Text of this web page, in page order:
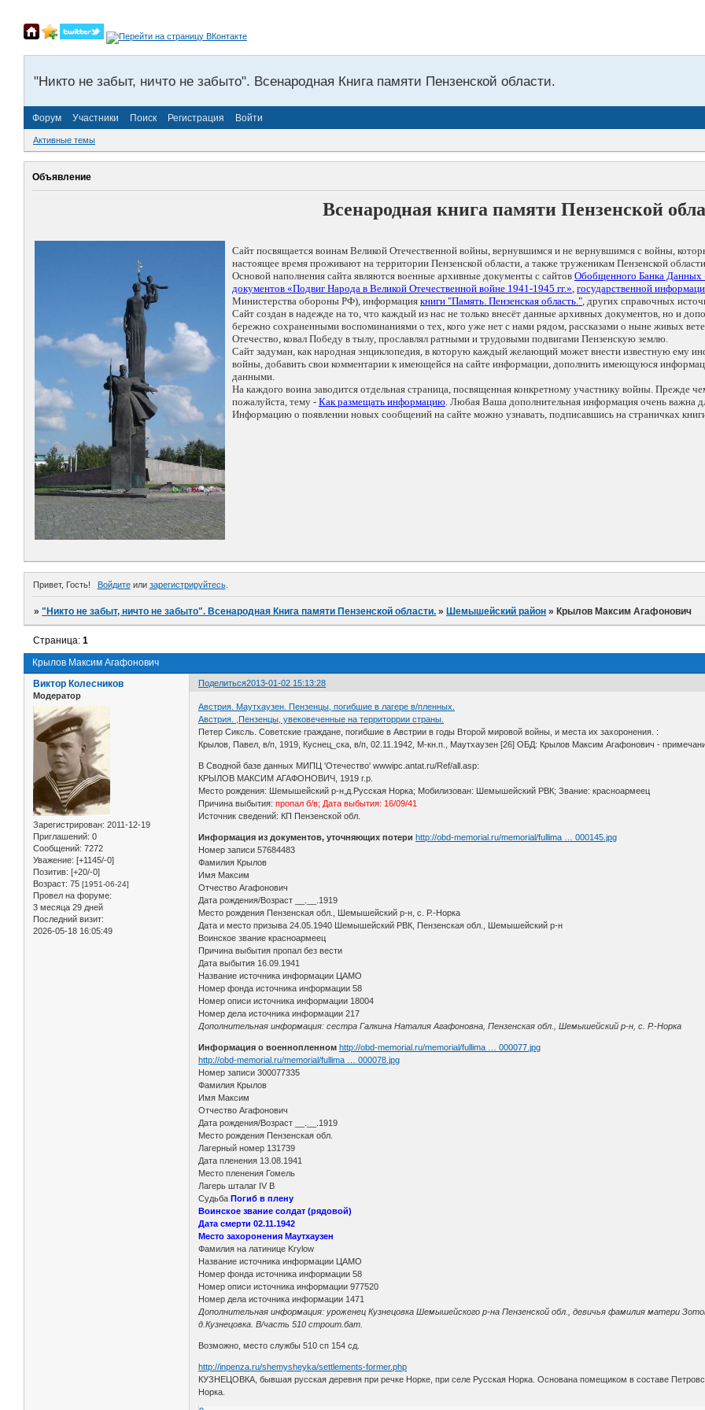
"Никто не забыт, ничто не забыто". Всенародная Книга памяти Пензенской области.
Форум Участники Поиск Регистрация Войти
Активные темы
Объявление
Всенародная книга памяти Пензенской
Сайт посвящается воинам Великой Отечественной войны, вернувшимся и не вернувшимся с войны,
настоящее время проживают на территории Пензенской области, а также труженикам Пензенской
Основой наполнения сайта являются военные архивные документы с сайтов Обобщенного Банка
документов «Подвиг Народа в Великой Отечественной войне 1941-1945 гг.», государственной
Министерства обороны РФ), информация книги "Память. Пензенская область.", других справочных
Сайт создан в надежде на то, что каждый из нас не только внесёт данные архивных документов, но и
бережно сохраненными воспоминаниями о тех, кого уже нет с нами рядом, рассказами о ныне живых
Отечество, ковал Победу в тылу, прославлял ратными и трудовыми подвигами Пензенскую землю.
Сайт задуман, как народная энциклопедия, в которую каждый желающий может внести известную ему
войны, добавить свои комментарии к имеющейся на сайте информации, дополнить имеющуюся
данными.
На каждого воина заводится отдельная страница, посвященная конкретному участнику войны. Прежде
пожалуйста, тему - Как размещать информацию. Любая Ваша дополнительная информация очень важна
Информацию о появлении новых сообщений на сайте можно узнавать, подписавшись на страничках
Привет, Гость! Войдитеили зарегистрируйтесь.
»"Никто не забыт, ничто не забыто". Всенародная Книга памяти Пензенской области. » Шемышейский район » Крылов Максим Агафонович
Крылов Максим Агафонович
Страница:1
Поделиться2013-01-02 15:13:28
Виктор Колесников
Модератор
Зарегистрирован: 2011-12-19
Приглашений: 0
Сообщений: 7272
Уважение: [+1145/-0]
Позитив: [+20/-0]
Возраст: 75 [1951-06-24]
Провел на форуме:
3 месяца 29 дней
Последний визит:
2026-05-18 16:05:49
Австрия. Маутхаузен. Пензенцы, погибшие в лагере в/пленных.
Австрия. ,Пензенцы, увековеченные на территоррии страны.
Петер Сиксль. Советские граждане, погибшие в Австрии в годы Второй мировой войны, и места их захоронения. :
Крылов, Павел, в/п, 1919, Куснец_ска, в/п, 02.11.1942, М-кн.п., Маутхаузен [26] ОБД: Крылов Максим Агафонович -
В Сводной базе данных МИПЦ 'Отечество' wwwipc.antat.ru/Ref/all.asp:
КРЫЛОВ МАКСИМ АГАФОНОВИЧ, 1919 г.р.
Место рождения: Шемышейский р-н,д.Русская Норка; Мобилизован: Шемышейский РВК; Звание: красноармеец
Причина выбытия: пропал б/в; Дата выбытия: 16/09/41
Источник сведений: КП Пензенской обл.
Информация из документов, уточняющих потери http://obd-memorial.ru/memorial/fullima … 000145.jpg
Номер записи 57684483
Фамилия Крылов
Имя Максим
Отчество Агафонович
Дата рождения/Возраст __.__.1919
Место рождения Пензенская обл., Шемышейский р-н, с. Р.-Норка
Дата и место призыва 24.05.1940 Шемышейский РВК, Пензенская обл., Шемышейский р-н
Воинское звание красноармеец
Причина выбытия пропал без вести
Дата выбытия 16.09.1941
Название источника информации ЦАМО
Номер фонда источника информации 58
Номер описи источника информации 18004
Номер дела источника информации 217
Дополнительная информация: сестра Галкина Наталия Агафоновна, Пензенская обл., Шемышейский р-н, с. Р.-Норка
Информация о военнопленном http://obd-memorial.ru/memorial/fullima … 000077.jpg
http://obd-memorial.ru/memorial/fullima … 000078.jpg
Номер записи 300077335
Фамилия Крылов
Имя Максим
Отчество Агафонович
Дата рождения/Возраст __.__.1919
Место рождения Пензенская обл.
Лагерный номер 131739
Дата пленения 13.08.1941
Место пленения Гомель
Лагерь шталаг IV B
СудьбаПогиб в плену
Воинское звание солдат (рядовой)
Дата смерти 02.11.1942
Место захоронения Маутхаузен
Фамилия на латинице Krylow
Название источника информации ЦАМО
Номер фонда источника информации 58
Номер описи источника информации 977520
Номер дела источника информации 1471
Дополнительная информация: уроженец Кузнецовка Шемышейского р-на Пензенской обл., девичья фамилия матери
д.Кузнецовка. В/часть 510 строит.бат.
Возможно, место службы 510 сп 154 сд.
http://inpenza.ru/shemysheyka/settlements-former.php
КУЗНЕЦОВКА, бывшая русская деревня при речке Норке, при селе Русская Норка. Основана помещиком в составе
Норка.